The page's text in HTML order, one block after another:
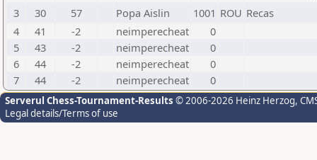
3
30 57 Popa Aislin 1001 ROU Recas
4
41 -2 neimperecheat
0
5
43 -2 neimperecheat
0
6
44 -2 neimperecheat
0
7
44 -2 neimperecheat 0
Serverul Chess-Tournament-Results © 2006-2026 Heinz Herzog,
Legal details/Terms of use